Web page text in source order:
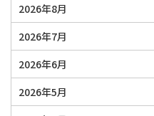
2026年8月
2026年7月
2026年6月
2026年5月